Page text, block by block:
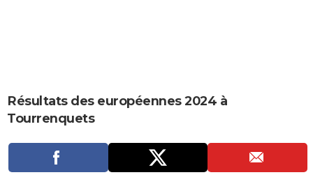
CARTE DE VOEUX
Carte de Noël
Carte Bonne année
Carte Saint-Valentin
Carte Pâques
Carte d'anniversaire
Dictionnaire
Biographies
Expressions
Proverbes
PROGRAMME TV
Résultats des européennes 2024 à
Tourrenquets